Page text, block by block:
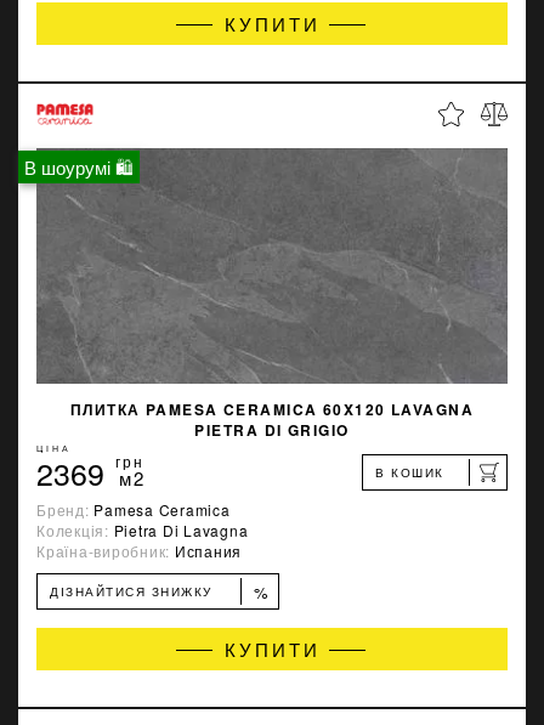
КУПИТИ
В шоурумі 🛍
ПЛИТКА PAMESA CERAMICA 60X120 LAVAGNA
PIETRA DI GRIGIO
ЦІНА
2369 грн
м2 В КОШИК
Бренд: Pamesa Ceramica
Колекція: Pietra Di Lavagna
Країна-виробник: Испания
ДІЗНАЙТИСЯ ЗНИЖКУ %
КУПИТИ